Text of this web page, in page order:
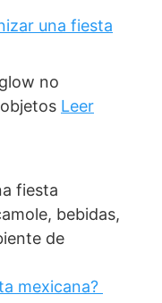
una fiesta
no
Leer
mexicana?